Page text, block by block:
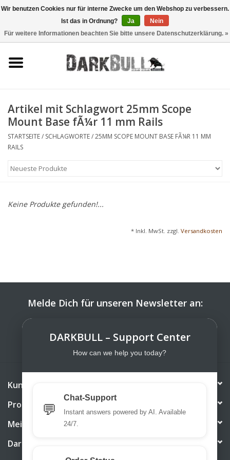
Schiesstraining
taktische Ausrüstung
Optiken & Laser
Marken
Artikel mit Schlagwort 25mm Scope
Mount Base fÃ¼r 11 mm Rails
STARTSEITE/ SCHLAGWORTE/25MM SCOPE MOUNT BASE FÃ¼R 11 MM
RAILS
Keine Produkte gefunden!...
* Inkl. MwSt. zzgl. Versandkosten
Melde Dich für unseren Newsletter an:
Kundendienst
Produkte
Mein Konto
DarkBull TrendStore
Wir benutzen Cookies nur für interne Zwecke um den Webshop zu verbessern.
Ist das in Ordnung?
Ja
Nein
Für weitere Informationen beachten Sie bitte unsere Datenschutzerklärung. »
DARKBULL – Support Center
How can we help you today?
💬
Chat-Support
Instant answers powered by AI. Available
24/7.